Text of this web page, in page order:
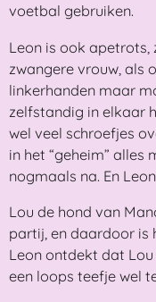
voetbal gebruiken.
Leon is ook apetrots,
zwangere vrouw, als
linkerhanden maar
zelfstandig in elkaar
wel veel schroefjes
in het “geheim” alles
nogmaals na. En
Lou de hond van
partij, en daardoor is
Leon ontdekt dat
een loops teefje wel